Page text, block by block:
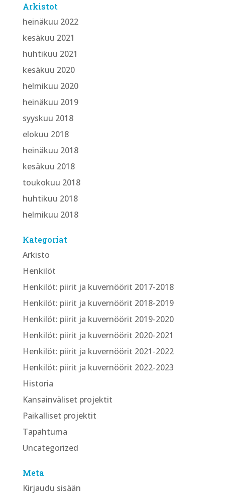
Arkistot
heinäkuu 2022
kesäkuu 2021
huhtikuu 2021
kesäkuu 2020
helmikuu 2020
heinäkuu 2019
syyskuu 2018
elokuu 2018
heinäkuu 2018
kesäkuu 2018
toukokuu 2018
huhtikuu 2018
helmikuu 2018
Kategoriat
Arkisto
Henkilöt
Henkilöt: piirit ja kuvernöörit 2017-2018
Henkilöt: piirit ja kuvernöörit 2018-2019
Henkilöt: piirit ja kuvernöörit 2019-2020
Henkilöt: piirit ja kuvernöörit 2020-2021
Henkilöt: piirit ja kuvernöörit 2021-2022
Henkilöt: piirit ja kuvernöörit 2022-2023
Historia
Kansainväliset projektit
Paikalliset projektit
Tapahtuma
Uncategorized
Meta
Kirjaudu sisään